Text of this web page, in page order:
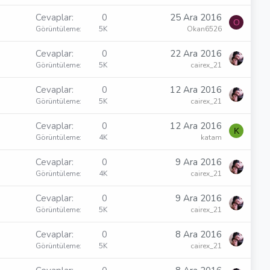
Cevaplar 0
Görüntüleme 5K
25 Ara 2016
Okan6526
O
Cevaplar 0
Görüntüleme 5K
22 Ara 2016
cairex_21
Cevaplar 0
Görüntüleme 5K
12 Ara 2016
cairex_21
Cevaplar 0
Görüntüleme 4K
12 Ara 2016
katam
K
Cevaplar 0
Görüntüleme 4K
9 Ara 2016
cairex_21
Cevaplar 0
Görüntüleme 5K
9 Ara 2016
cairex_21
Cevaplar 0
Görüntüleme 5K
8 Ara 2016
cairex_21